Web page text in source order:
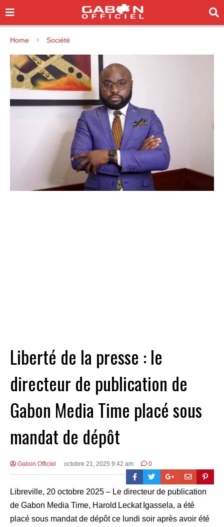
Home Société
Liberté de la presse : le
directeur de publication de
Gabon Media Time placé sous
mandat de dépôt
Gabon Officiel octobre 21, 2025 9:42 am 0
Libreville, 20 octobre 2025 – Le directeur de publication
de Gabon Media Time, Harold Leckat Igassela, a été
placé sous mandat de dépôt ce lundi soir après avoir été